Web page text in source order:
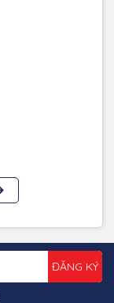
ĐĂNG KÝ